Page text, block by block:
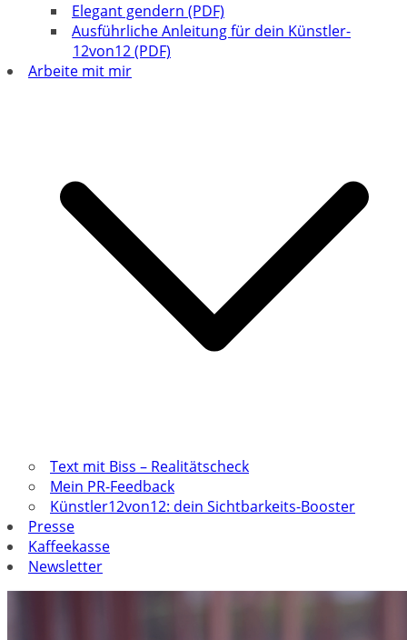
Elegant gendern (PDF)
Ausführliche Anleitung für dein Künstler-
12von12 (PDF)
Arbeite mit mir
Text mit Biss – Realitätscheck
Mein PR-Feedback
Künstler12von12: dein Sichtbarkeits-Booster
Presse
Kaffeekasse
Newsletter